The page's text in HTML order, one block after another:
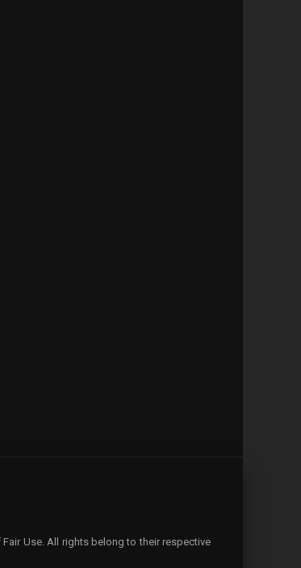
Use. All rights belong to their respective